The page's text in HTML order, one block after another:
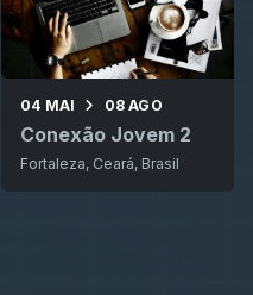
04 MAI 08 AGO
Conexão Jovem 2
Fortaleza, Ceará, Brasil